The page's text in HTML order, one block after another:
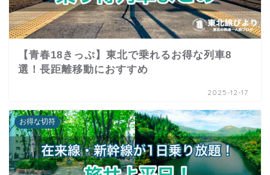
【青春18きっぷ】東北で乗れるお得な列車8
選！長距離移動におすすめ
2025-12-17
お得な切符